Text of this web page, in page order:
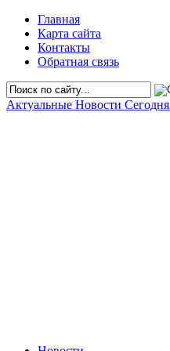
Главная
Карта сайта
Контакты
Обратная связь
Актуальные Новости Сегодня